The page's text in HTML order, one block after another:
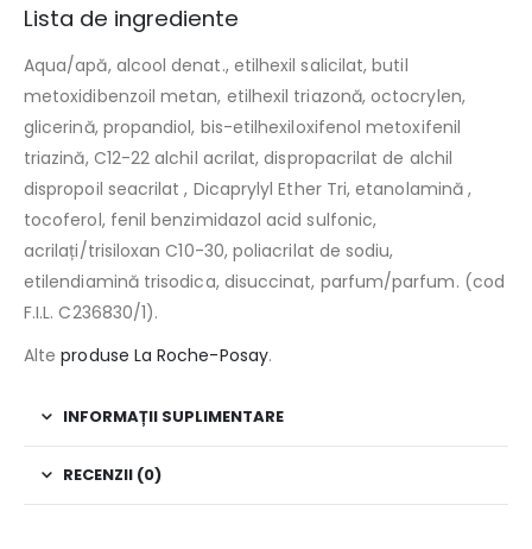
Lista de ingrediente
Aqua/apă, alcool denat., etilhexil salicilat, butil
metoxidibenzoil metan, etilhexil triazonă, octocrylen,
glicerină, propandiol, bis-etilhexiloxifenol metoxifenil
triazină, C12-22 alchil acrilat, dispropacrilat de alchil
dispropoil seacrilat , Dicaprylyl Ether Tri, etanolamină ,
tocoferol, fenil benzimidazol acid sulfonic,
acrilați/trisiloxan C10-30, poliacrilat de sodiu,
etilendiamină trisodica, disuccinat, parfum/parfum. (cod
F.I.L. C236830/1).
Alteproduse La Roche-Posay.
INFORMAȚII SUPLIMENTARE
RECENZII (0)